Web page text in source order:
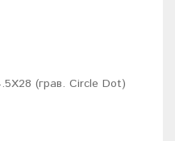
(грав. Circle Dot)